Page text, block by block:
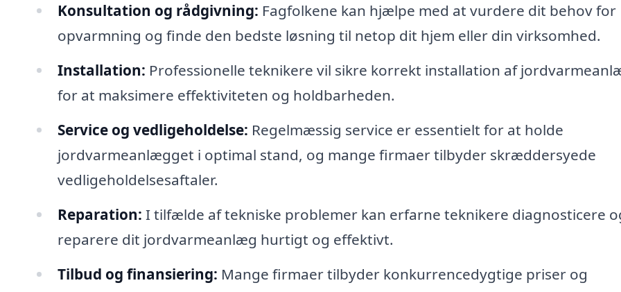
Konsultation og rådgivning: Fagfolkene kan hjælpe med at vurdere dit behov for
opvarmning og finde den bedste løsning til netop dit hjem eller din virksomhed.
Installation: Professionelle teknikere vil sikre korrekt installation af
for at maksimere effektiviteten og holdbarheden.
Service og vedligeholdelse: Regelmæssig service er essentielt for at holde
jordvarmeanlægget i optimal stand, og mange firmaer tilbyder skræddersyede
vedligeholdelsesaftaler.
Reparation: I tilfælde af tekniske problemer kan erfarne teknikere diagnosticere
reparere dit jordvarmeanlæg hurtigt og effektivt.
Tilbud og finansiering: Mange firmaer tilbyder konkurrencedygtige priser og